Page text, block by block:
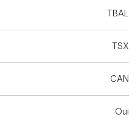
TBAL
TSX
CAN
Oui